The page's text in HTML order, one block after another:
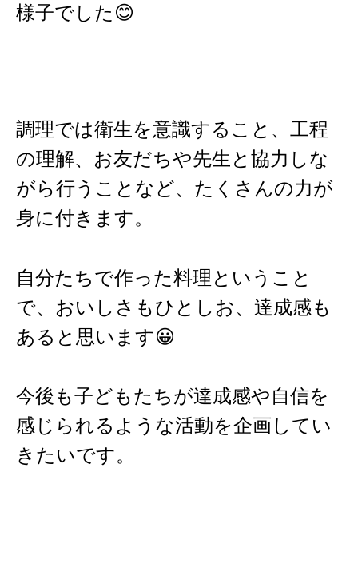
様子でした😊
調理では衛生を意識すること、工程
の理解、お友だちや先生と協力しな
がら行うことなど、たくさんの力が
身に付きます。
自分たちで作った料理ということ
で、おいしさもひとしお、達成感も
あると思います😀
今後も子どもたちが達成感や自信を
感じられるような活動を企画してい
きたいです。